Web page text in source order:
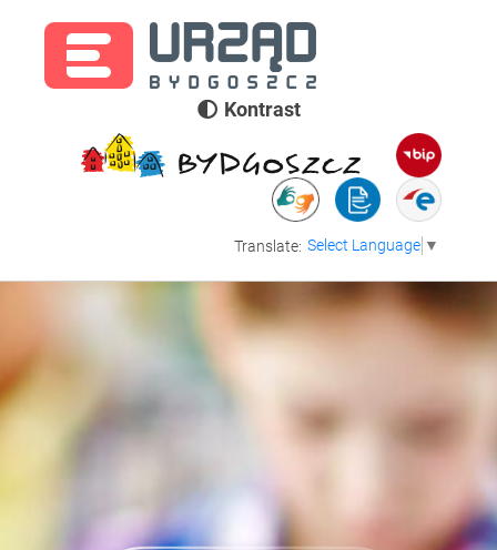
Kontrast
Select Language ▼
Translate: